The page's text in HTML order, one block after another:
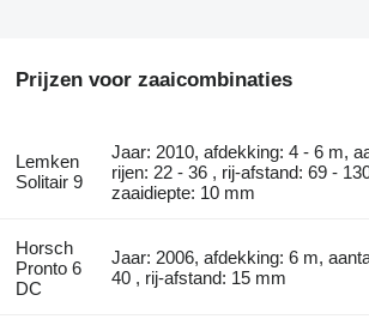
Prijzen voor zaaicombinaties
Lemken
Solitair 9
Jaar: 2010, afdekking: 4 - 6 m,
rijen: 22 - 36 , rij-afstand: 69 -
zaaidiepte: 10 mm
Horsch
Pronto 6
DC
Jaar: 2006, afdekking: 6 m,
40 , rij-afstand: 15 mm